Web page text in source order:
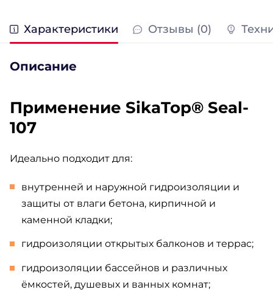
Характеристики Отзывы (0)
Описание
Применение SikaTop® Seal-
107
Идеально подходит для:
внутренней и наружной гидроизоляции и
защиты от влаги бетона, кирпичной и
каменной кладки;
гидроизоляции открытых балконов и террас;
гидроизоляции бассейнов и различных
ёмкостей, душевых и ванных комнат;